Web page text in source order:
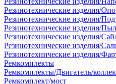
Резинотехнические изделия/
Резинотехнические изделия/
Резинотехнические изделия/
Резинотехнические изделия/
Резинотехнические изделия/
Резинотехнические изделия/
Ремкомплекты
Ремкомплекты/Двигатель/
Ремкомплект/мост